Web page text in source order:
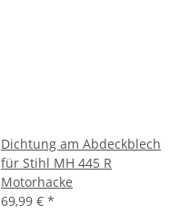
Dichtung am Abdeckblech
für Stihl MH 445 R
Motorhacke
69,99 € *